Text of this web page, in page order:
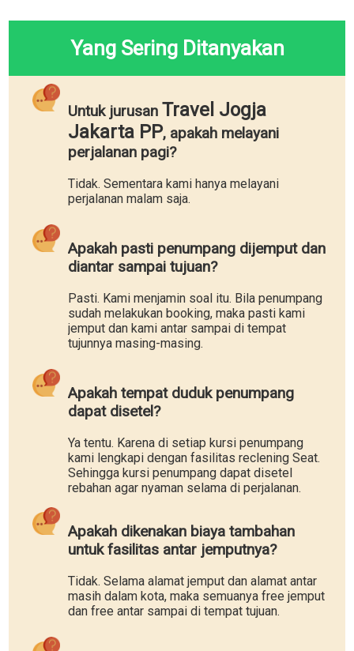
Yang Sering Ditanyakan
Untuk jurusan Travel Jogja
Jakarta PP, apakah melayani
perjalanan pagi?
Tidak. Sementara kami hanya melayani
perjalanan malam saja.
Apakah pasti penumpang dijemput dan
diantar sampai tujuan?
Pasti. Kami menjamin soal itu. Bila penumpang
sudah melakukan booking, maka pasti kami
jemput dan kami antar sampai di tempat
tujunnya masing-masing.
Apakah tempat duduk penumpang
dapat disetel?
Ya tentu. Karena di setiap kursi penumpang
kami lengkapi dengan fasilitas reclening Seat.
Sehingga kursi penumpang dapat disetel
rebahan agar nyaman selama di perjalanan.
Apakah dikenakan biaya tambahan
untuk fasilitas antar jemputnya?
Tidak. Selama alamat jemput dan alamat antar
masih dalam kota, maka semuanya free jemput
dan free antar sampai di tempat tujuan.